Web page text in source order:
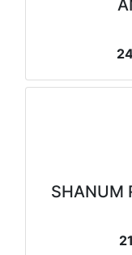
SHANUM
21